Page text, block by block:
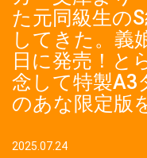
た元同級生の
してきた。義
日に発売！と
念して特製A3
のあな限定版
2025.07.24